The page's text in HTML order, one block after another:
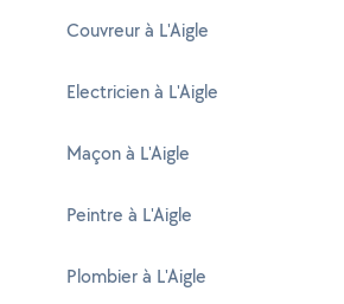
Couvreur à L'Aigle
Electricien à L'Aigle
Maçon à L'Aigle
Peintre à L'Aigle
Plombier à L'Aigle